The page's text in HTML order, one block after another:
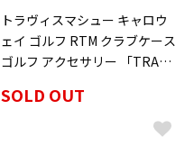
トラヴィスマシュー キャロウ
ェイ ゴルフ RTM クラブケース
ゴルフ アクセサリー 「TRAVI
春夏モデル日本正規品
SOLD OUT